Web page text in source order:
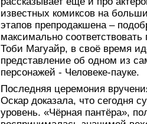
известных комиксов на
этапов препродакшена –
максимально
Тоби Магуайр, в своё время
представление об одном из
персонажей - Человеке-пауке.
Последняя церемония
Оскар доказала, что сегодня
уровень. «Чёрная пантёра»,